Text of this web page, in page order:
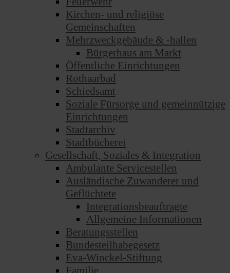
Kirchen- und religiöse
Gemeinschaften
Mehrzweckgebäude & -hallen
Bürgerhaus am Markt
Öffentliche Einrichtungen
Rothaarbad
Schiedsamt
Soziale Fürsorge und gemeinnützige
Einrichtungen
Stadtarchiv
Stadtbücherei
Gesellschaft, Soziales & Integration
Ambulante Servicestellen
Ausländische Zuwanderer und
Geflüchtete
Integrationsbeauftragte
Allgemeine Informationen
Beratungsstellen
Bundesteilhabegesetz
Eva-Winckel-Stiftung
Familie